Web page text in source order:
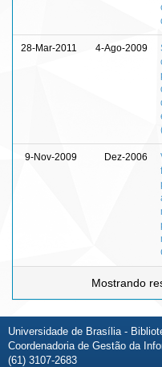
28-Mar-2011 4-Ago-2009
9-Nov-2009 Dez-2006
Mostrando
Universidade de Brasília -
Coordenadoria de Gestão da
(61) 3107-2683